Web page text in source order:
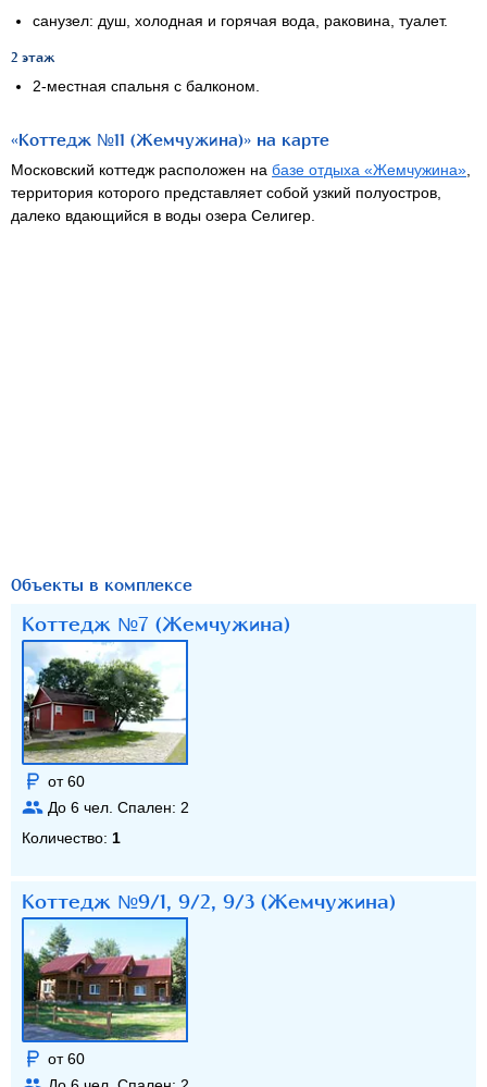
санузел: душ, холодная и горячая вода, раковина, туалет.
2 этаж
2-местная спальня с балконом.
«Коттедж №11 (Жемчужина)» на карте
Московский коттедж расположен на базе отдыха «Жемчужина»
территория которого представляет собой узкий полуостров,
далеко вдающийся в воды озера Селигер.
Объекты в комплексе
Коттедж №7 (Жемчужина)
от 60
До 6 чел. Спален: 2
Количество: 1
Коттедж №9/1, 9/2, 9/3 (Жемчужина)
от 60